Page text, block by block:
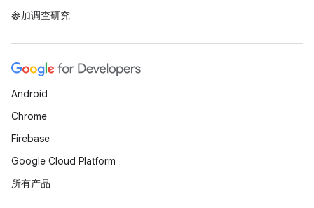
参加调查研究
Android
Chrome
Firebase
Google Cloud Platform
所有产品